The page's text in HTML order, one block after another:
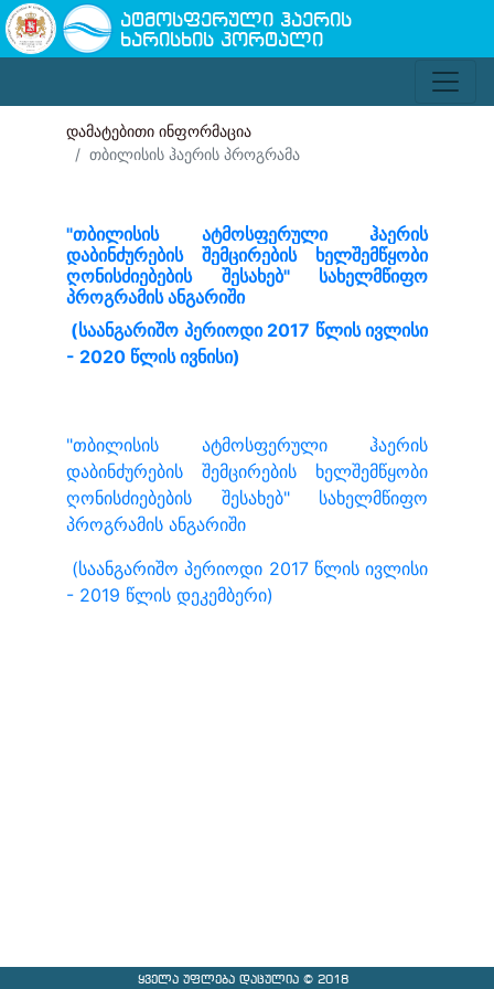
ატმოსფერული ჰაერის
ხარისხის პორტალი
დამატებითი ინფორმაცია
თბილისის ჰაერის პროგრამა
"თბილისის ატმოსფერული ჰაერის
დაბინძურების შემცირების ხელშემწყობი
ღონისძიებების შესახებ" სახელმწიფო
პროგრამის ანგარიში
(საანგარიშო პერიოდი 2017 წლის ივლისი
- 2020 წლის ივნისი)
"თბილისის ატმოსფერული ჰაერის
დაბინძურების შემცირების ხელშემწყობი
ღონისძიებების შესახებ" სახელმწიფო
პროგრამის ანგარიში
(საანგარიშო პერიოდი 2017 წლის ივლისი
- 2019 წლის დეკემბერი)
ყველა უფლება დაცულია © 2018